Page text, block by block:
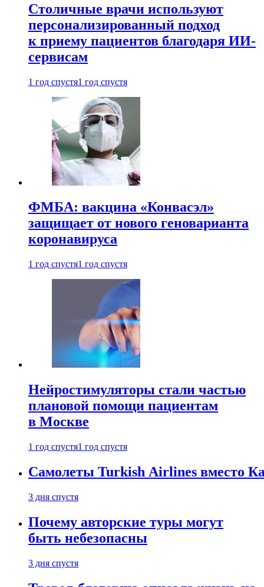
Столичные врачи используют
персонализированный подход
к приему пациентов благодаря ИИ-
сервисам
1 год спустя1 год спустя
ФМБА: вакцина «Конвасэл»
защищает от нового геноварианта
коронавируса
1 год спустя1 год спустя
Нейростимуляторы стали частью
плановой помощи пациентам
в Москве
1 год спустя1 год спустя
Самолеты Turkish Airlines вместо
3 дня спустя
Почему авторские туры могут
быть небезопасны
3 дня спустя